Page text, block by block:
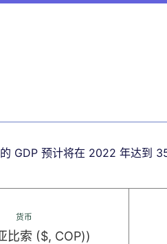
GDP 预计将在 2022 年达到
货币
比索 ($, COP))